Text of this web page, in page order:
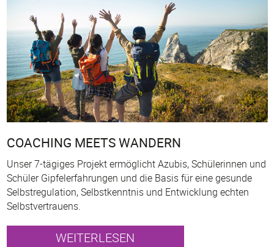
COACHING MEETS WANDERN
Unser 7-tägiges Projekt ermöglicht Azubis, Schülerinnen und
Schüler Gipfelerfahrungen und die Basis für eine gesunde
Selbstregulation, Selbstkenntnis und Entwicklung echten
Selbstvertrauens.
WEITERLESEN